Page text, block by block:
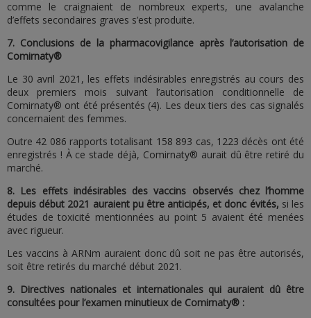
comme le craignaient de nombreux experts, une avalanche
d’effets secondaires graves s’est produite.
7. Conclusions de la pharmacovigilance après l’autorisation de
Comirnaty®
Le 30 avril 2021, les effets indésirables enregistrés au cours des
deux premiers mois suivant l’autorisation conditionnelle de
Comirnaty® ont été présentés (4). Les deux tiers des cas signalés
concernaient des femmes.
Outre 42 086 rapports totalisant 158 893 cas, 1223 décès ont été
enregistrés ! À ce stade déjà, Comirnaty® aurait dû être retiré du
marché.
8. Les effets indésirables des vaccins observés chez l’homme
depuis début 2021 auraient pu être anticipés, et donc évités, si les
études de toxicité mentionnées au point 5 avaient été menées
avec rigueur.
Les vaccins à ARNm auraient donc dû soit ne pas être autorisés,
soit être retirés du marché début 2021.
9. Directives nationales et internationales qui auraient dû être
consultées pour l’examen minutieux de Comirnaty® :